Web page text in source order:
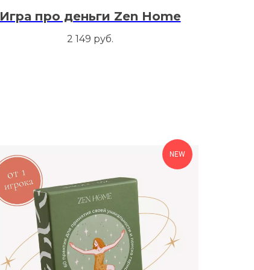
Игра про деньги Zen Home
2 149 руб.
NEW